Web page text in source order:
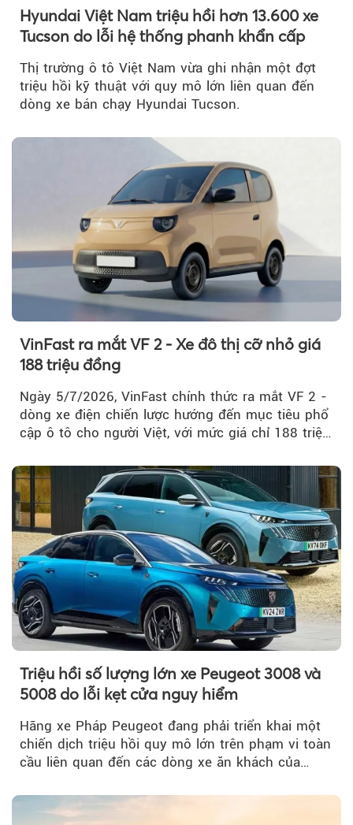
Hyundai Việt Nam triệu hồi hơn 13.600 xe
Tucson do lỗi hệ thống phanh khẩn cấp
Thị trường ô tô Việt Nam vừa ghi nhận một đợt
triệu hồi kỹ thuật với quy mô lớn liên quan đến
dòng xe bán chạy Hyundai Tucson.
VinFast ra mắt VF 2 - Xe đô thị cỡ nhỏ giá
188 triệu đồng
Ngày 5/7/2026, VinFast chính thức ra mắt VF 2 -
dòng xe điện chiến lược hướng đến mục tiêu phổ
cập ô tô cho người Việt, với mức giá chỉ 188 triệu
Triệu hồi số lượng lớn xe Peugeot 3008 và
5008 do lỗi kẹt cửa nguy hiểm
Hãng xe Pháp Peugeot đang phải triển khai một
chiến dịch triệu hồi quy mô lớn trên phạm vi toàn
cầu liên quan đến các dòng xe ăn khách của